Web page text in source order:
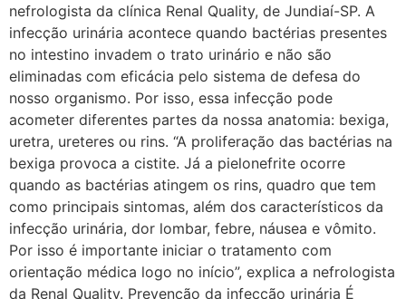
nefrologista da clínica Renal Quality, de Jundiaí-SP. A
infecção urinária acontece quando bactérias presentes
no intestino invadem o trato urinário e não são
eliminadas com eficácia pelo sistema de defesa do
nosso organismo. Por isso, essa infecção pode
acometer diferentes partes da nossa anatomia: bexiga,
uretra, ureteres ou rins. “A proliferação das bactérias na
bexiga provoca a cistite. Já a pielonefrite ocorre
quando as bactérias atingem os rins, quadro que tem
como principais sintomas, além dos característicos da
infecção urinária, dor lombar, febre, náusea e vômito.
Por isso é importante iniciar o tratamento com
orientação médica logo no início”, explica a nefrologista
da Renal Quality. Prevenção da infecção urinária É